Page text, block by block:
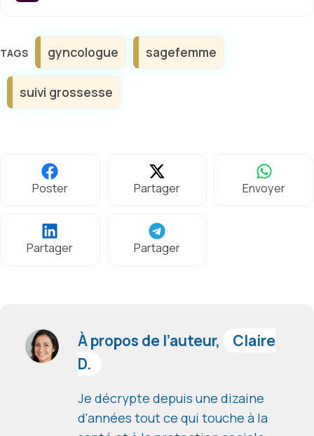
Étiquettes
gyncologue sagefemme
suivi grossesse
Poster Partager Envoyer
Partager Partager
À propos de l’auteur,
Claire
D.
Je décrypte depuis une dizaine
d'années tout ce qui touche à la